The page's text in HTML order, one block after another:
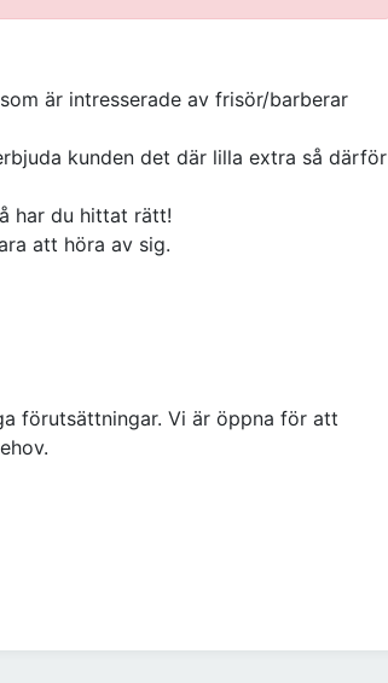
är intresserade av frisör/barberar
kunden det där lilla extra så därför
har du hittat rätt!
att höra av sig.
förutsättningar. Vi är öppna för att